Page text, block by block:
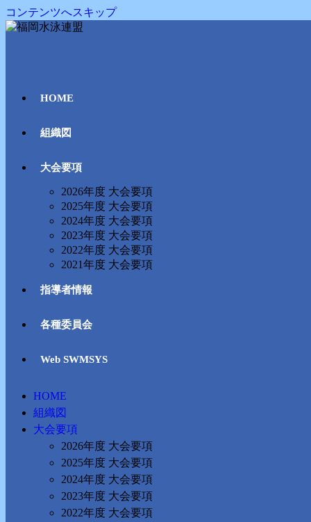
コンテンツへスキップ
HOME
組織図
大会要項
2026年度 大会要項
2025年度 大会要項
2024年度 大会要項
2023年度 大会要項
2022年度 大会要項
2021年度 大会要項
指導者情報
各種委員会
Web SWMSYS
HOME
組織図
大会要項
2026年度 大会要項
2025年度 大会要項
2024年度 大会要項
2023年度 大会要項
2022年度 大会要項